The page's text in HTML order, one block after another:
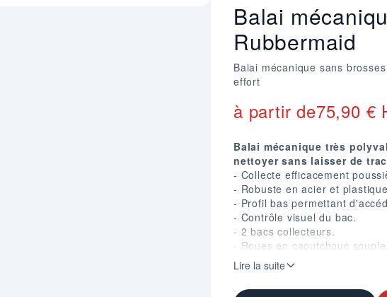
Balai
Rubbermaid
Balai mécanique sans
effort
à partir de75,90 €
Balai mécanique très
nettoyer sans laisser de
- Collecte efficacement
- Robuste en acier et
- Profil bas permettant
- Contrôle visuel du bac.
- 2 bacs collecteurs.
- Roues en caoutchouc souple.
- Largeur de balayage 19 cm.
- Pare-chocs.
- Dim. (mm) : H. 1118 X 267
Lire la suite